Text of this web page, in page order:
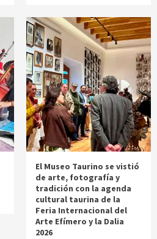
El Museo Taurino se vistió
de arte, fotografía y
tradición con la agenda
cultural taurina de la
Feria Internacional del
Arte Efímero y la Dalia
2026